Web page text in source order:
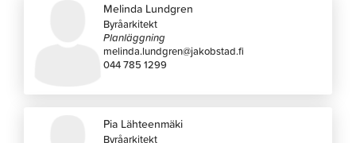
Melinda Lundgren
Byråarkitekt
Planläggning
melinda.lundgren@jakobstad.fi
044 785 1299
Pia Lähteenmäki
Byråarkitekt